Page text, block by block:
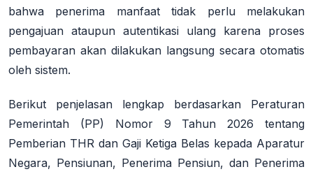
bahwa penerima manfaat tidak perlu melakukan
pengajuan ataupun autentikasi ulang karena proses
pembayaran akan dilakukan langsung secara otomatis
oleh sistem.
Berikut penjelasan lengkap berdasarkan Peraturan
Pemerintah (PP) Nomor 9 Tahun 2026 tentang
Pemberian THR dan Gaji Ketiga Belas kepada Aparatur
Negara, Pensiunan, Penerima Pensiun, dan Penerima